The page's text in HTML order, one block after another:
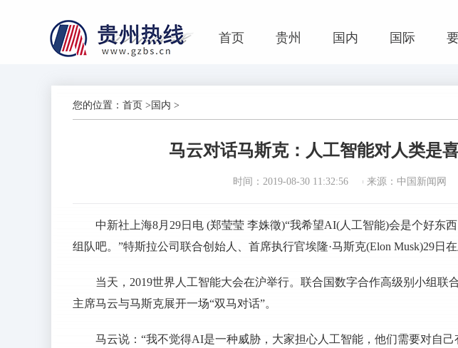
首页 贵州 国内 国际
您的位置： 首页 > 国内 >
马云对话马斯克：人工智能对人类是
时间：2019-08-30 11:32:56 来源：中国新闻网
中新社上海8月29日电 (郑莹莹 李姝徵)“我希望AI(人工智能)会是个好东
组队吧。”特斯拉公司联合创始人、首席执行官埃隆·马斯克(Elon Musk)29日在
当天，2019世界人工智能大会在沪举行。联合国数字合作高级别小组联
主席马云与马斯克展开一场“双马对话”。
马云说：“我不觉得AI是一种威胁，大家担心人工智能，他们需要对自